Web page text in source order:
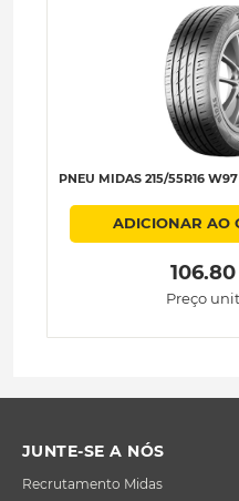
PNEU MIDAS 215/55R16
ADICIONAR AO
Preço
JUNTE-SE A NÓS
Recrutamento Midas